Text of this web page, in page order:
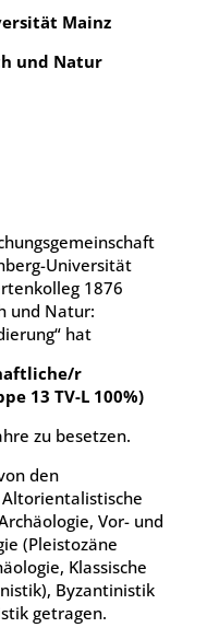
Mainz
und Natur
Universität
1876
und Natur:
hat
r
13 TV-L 100%)
zu besetzen.
den
Vor- und
(Pleistozäne
Klassische
Byzantinistik
getragen.